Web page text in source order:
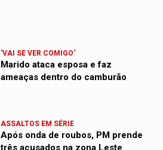
'VAI SE VER COMIGO'
Marido ataca esposa e faz
ameaças dentro do camburão
ASSALTOS EM SÉRIE
Após onda de roubos, PM prende
três acusados na zona Leste